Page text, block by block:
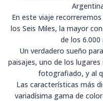
En este viaje
los Seis Miles, la mayor
de los
Un verdadero sueño
paisajes, uno de los
fotografiado, y al
Las características más
variadísima gama de